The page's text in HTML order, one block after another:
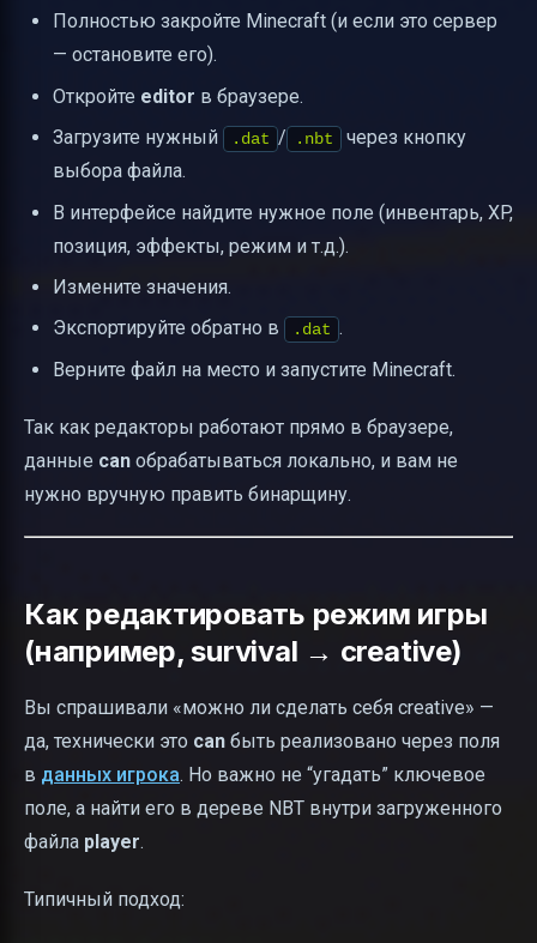
Полностью закройте Minecraft (и если это сервер
— остановите его).
Откройте editor в браузере.
Загрузите нужный
.dat / .nbt
через кнопку
выбора файла.
В интерфейсе найдите нужное поле (инвентарь, XP,
позиция, эффекты, режим и т.д.).
Измените значения.
Экспортируйте обратно в
.dat .
Верните файл на место и запустите Minecraft.
Так как редакторы работают прямо в браузере,
данные can обрабатываться локально, и вам не
нужно вручную править бинарщину.
Как редактировать режим игры
(например, survival → creative)
Вы спрашивали «можно ли сделать себя creative» —
да, технически это can быть реализовано через поля
в данных игрока. Но важно не “угадать” ключевое
поле, а найти его в дереве NBT внутри загруженного
файла player.
Типичный подход: